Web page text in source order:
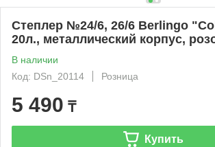
Степлер №24/6, 26/6 Berlingo
20л., металлический корпус,
В наличии
Код: DSn_20114
Розница
5 490 ₸
Купить